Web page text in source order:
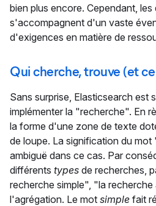
bien plus encore. Cependant,
s'accompagnent d'un vaste
d'exigences en matière de
Qui cherche, trouve (et
Sans surprise, Elasticsearch est
implémenter la "recherche". En
la forme d'une zone de texte
de loupe. La signification du
ambiguë dans ce cas. Par
différents types de recherches,
recherche simple", "la
l'agrégation. Le mot simple fait